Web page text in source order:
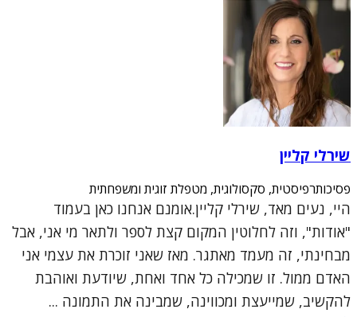
שירלי קליין
פסיכותרפיסטית, סקסולוגית, מטפלת זוגית ומשפחתית
היי, נעים מאד, שירלי קליין.אומנם אנחנו כאן בעמוד
"אודות", וזה לחלוטין המקום קצת לספר ולתאר מי אני, אבל
מבחינתי, זה מעמד מאתגר. מאז שאני זוכרת את עצמי אני
האדם ממול. זו שמכילה כל אחד ואחת, שיודעת ואוהבת
להקשיב, שמייעצת ומכווינה, שמבינה את התמונה ...